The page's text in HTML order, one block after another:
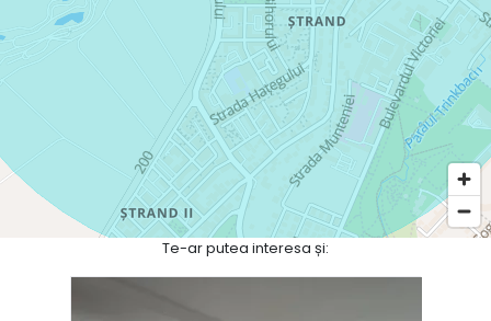
Te-ar putea interesa și: